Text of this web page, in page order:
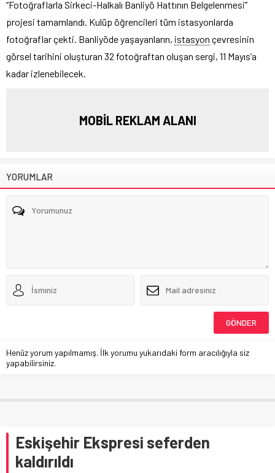
‘‘Fotoğraflarla Sirkeci-Halkalı Banliyö Hattının Belgelenmesi’’
projesi tamamlandı. Kulüp öğrencileri tüm istasyonlarda
fotoğraflar çekti. Banliyöde yaşayanların, istasyon çevresinin
görsel tarihini oluşturan 32 fotoğraftan oluşan sergi, 11 Mayıs’a
kadar izlenebilecek.
MOBİL REKLAM ALANI
YORUMLAR
Henüz yorum yapılmamış. İlk yorumu yukarıdaki form aracılığıyla siz
yapabilirsiniz.
Eskişehir Ekspresi seferden
kaldırıldı